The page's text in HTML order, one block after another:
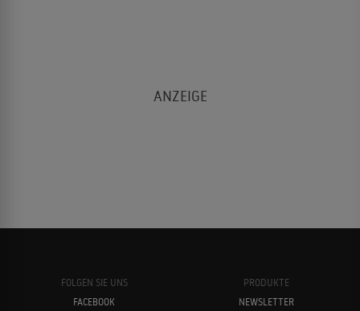
FOLGEN SIE UNS
FACEBOOK
PRODUKTE
NEWSLETTER